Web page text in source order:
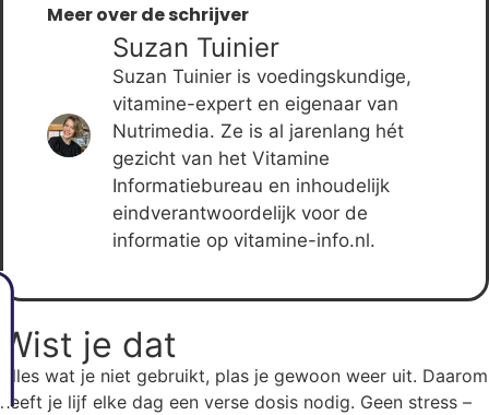
Meer over de schrijver
Suzan Tuinier
Suzan Tuinier is voedingskundige,
vitamine-expert en eigenaar van
Nutrimedia. Ze is al jarenlang hét
gezicht van het Vitamine
Informatiebureau en inhoudelijk
eindverantwoordelijk voor de
informatie op vitamine-info.nl.
Wist je dat
Alles wat je niet gebruikt, plas je gewoon weer uit. Daarom
heeft je lijf elke dag een verse dosis nodig. Geen stress –